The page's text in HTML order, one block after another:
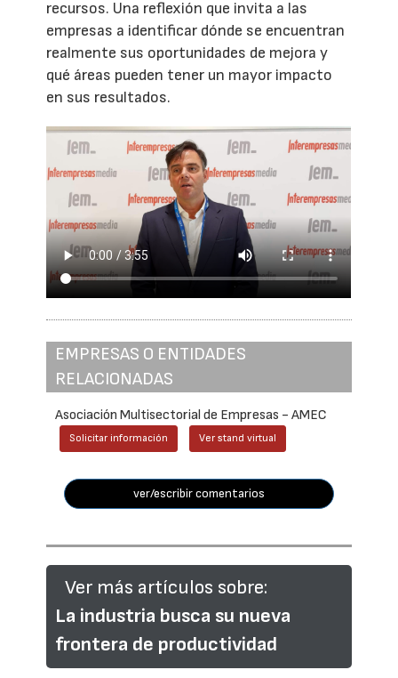
recursos. Una reflexión que invita a las
empresas a identificar dónde se encuentran
realmente sus oportunidades de mejora y
qué áreas pueden tener un mayor impacto
en sus resultados.
EMPRESAS O ENTIDADES
RELACIONADAS
Asociación Multisectorial de Empresas - AMEC
Solicitar información Ver stand virtual
ver/escribir comentarios
Ver más artículos sobre:
La industria busca su nueva
frontera de productividad